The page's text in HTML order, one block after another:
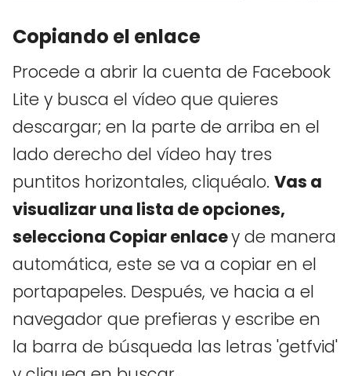
Copiando el enlace
Procede a abrir la cuenta de Facebook
Lite y busca el vídeo que quieres
descargar; en la parte de arriba en el
lado derecho del vídeo hay tres
puntitos horizontales, cliquéalo. Vas a
visualizar una lista de opciones,
selecciona Copiar enlacey de manera
automática, este se va a copiar en el
portapapeles. Después, ve hacia a el
navegador que prefieras y escribe en
la barra de búsqueda las letras 'getfvid'